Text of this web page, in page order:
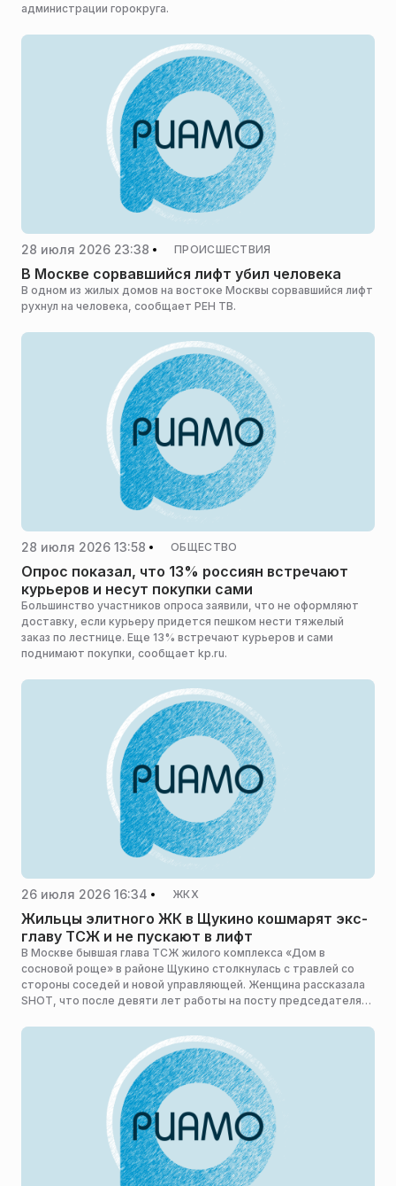
администрации горокруга.
28 июля 2026 23:38 ПРОИСШЕСТВИЯ
В Москве сорвавшийся лифт убил человека
В одном из жилых домов на востоке Москвы сорвавшийся лифт
рухнул на человека, сообщает РЕН ТВ.
28 июля 2026 13:58 ОБЩЕСТВО
Опрос показал, что 13% россиян встречают
курьеров и несут покупки сами
Большинство участников опроса заявили, что не оформляют
доставку, если курьеру придется пешком нести тяжелый
заказ по лестнице. Еще 13% встречают курьеров и сами
поднимают покупки, сообщает kp.ru.
26 июля 2026 16:34 ЖКХ
Жильцы элитного ЖК в Щукино кошмарят экс-
главу ТСЖ и не пускают в лифт
В Москве бывшая глава ТСЖ жилого комплекса «Дом в
сосновой роще» в районе Щукино столкнулась с травлей со
стороны соседей и новой управляющей. Женщина рассказала
SHOT, что после девяти лет работы на посту председателя